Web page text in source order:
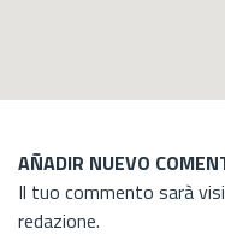
AÑADIR NUEVO
Il tuo commento sarà
redazione.